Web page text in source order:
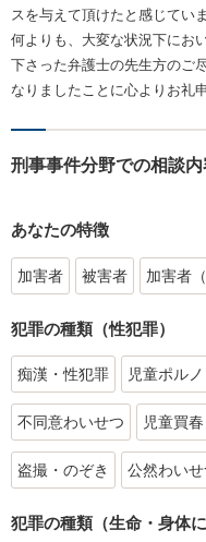
スを与えて頂けたと感じていま
何よりも、大変な状況下にお
下さった弁護士の先生方のご
なりましたことに心よりお礼
刑事事件分野での相談内
あなたの特徴
加害者 被害者 加害者
犯罪の種類（性犯罪）
痴漢・性犯罪 児童ポル
不同意わいせつ 児童買
盗撮・のぞき 公然わいせ
犯罪の種類（生命・身体に